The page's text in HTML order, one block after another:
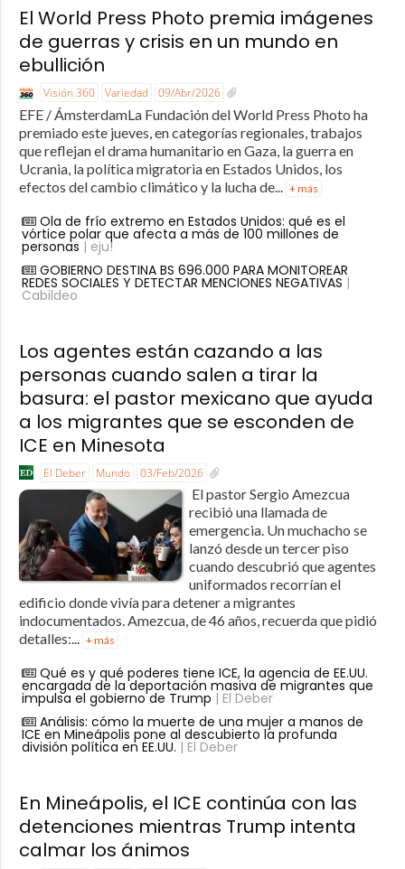
El World Press Photo premia imágenes
de guerras y crisis en un mundo en
ebullición
Visión 360 Variedad 09/Abr/2026
EFE / ÁmsterdamLa Fundación del World Press Photo ha
premiado este jueves, en categorías regionales, trabajos
que reflejan el drama humanitario en Gaza, la guerra en
Ucrania, la política migratoria en Estados Unidos, los
efectos del cambio climático y la lucha de...
+ más
Ola de frío extremo en Estados Unidos: qué es el
vórtice polar que afecta a más de 100 millones de
personas | eju!
GOBIERNO DESTINA BS 696.000 PARA MONITOREAR
REDES SOCIALES Y DETECTAR MENCIONES NEGATIVAS |
Cabildeo
Los agentes están cazando a las
personas cuando salen a tirar la
basura: el pastor mexicano que ayuda
a los migrantes que se esconden de
ICE en Minesota
El Deber Mundo 03/Feb/2026
El pastor Sergio Amezcua
recibió una llamada de
emergencia. Un muchacho se
lanzó desde un tercer piso
cuando descubrió que agentes
uniformados recorrían el
edificio donde vivía para detener a migrantes
indocumentados. Amezcua, de 46 años, recuerda que pidió
detalles:... + más
Qué es y qué poderes tiene ICE, la agencia de EE.UU.
encargada de la deportación masiva de migrantes que
impulsa el gobierno de Trump | El Deber
Análisis: cómo la muerte de una mujer a manos de
ICE en Mineápolis pone al descubierto la profunda
división política en EE.UU. | El Deber
En Mineápolis, el ICE continúa con las
detenciones mientras Trump intenta
calmar los ánimos